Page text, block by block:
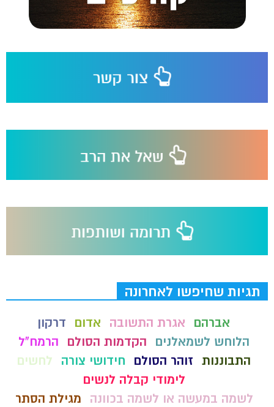
תגיות שחיפשו לאחרונה
אברהם אגרת התשובה אדום
דרקון
הלוחש לשמאלנים
הקדמות הסולם
הרמח"ל
התבוננות זוהר הסולם חידושי צורה
לחשים
לימודי קבלה לנשים
לשמה במעשה או לשמה בכוונה
מגילת הסתר